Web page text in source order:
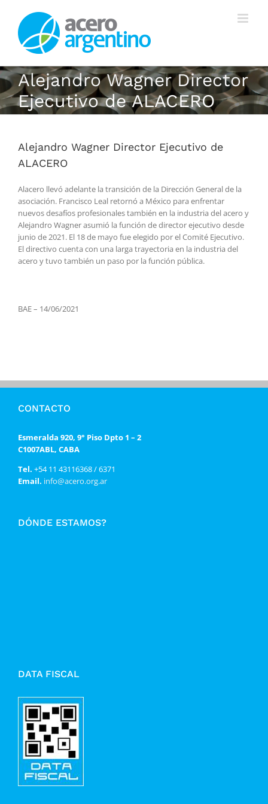
contenido
Alejandro Wagner Director
Ejecutivo de ALACERO
Alejandro Wagner Director Ejecutivo de
ALACERO
Alacero llevó adelante la transición de la Dirección General de la
asociación. Francisco Leal retornó a México para enfrentar
nuevos desafíos profesionales también en la industria del acero y
Alejandro Wagner asumió la función de director ejecutivo desde
junio de 2021. El 18 de mayo fue elegido por el Comité Ejecutivo.
El directivo cuenta con una larga trayectoria en la industria del
acero y tuvo también un paso por la función pública.
BAE – 14/06/2021
CONTACTO
Esmeralda 920, 9° Piso Dpto 1 – 2
C1007ABL, CABA
Tel. +54 11 43116368 / 6371
Email. info@acero.org.ar
DÓNDE ESTAMOS?
DATA FISCAL